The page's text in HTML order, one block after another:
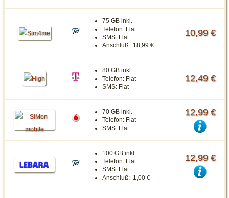
75 GB inkl.
Telefon: Flat
SMS: Flat
Anschluß: 18,99 €
10,99 €
80 GB inkl.
Telefon: Flat
SMS: Flat
12,49 €
70 GB inkl.
Telefon: Flat
SMS: Flat
12,99 €
100 GB inkl.
Telefon: Flat
SMS: Flat
Anschluß: 1,00 €
12,99 €